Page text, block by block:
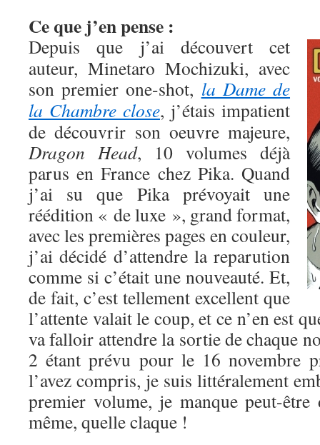
Ce que j’en pense :
Depuis que j’ai découvert cet
auteur, Minetaro Mochizuki, avec
son premier one-shot, la Dame de
la Chambre close, j’étais impatient
de découvrir son oeuvre majeure,
Dragon Head, 10 volumes déjà
parus en France chez Pika. Quand
j’ai su que Pika prévoyait une
réédition « de luxe », grand format,
avec les premières pages en couleur,
j’ai décidé d’attendre la reparution
comme si c’était une nouveauté. Et,
de fait, c’est tellement excellent que
l’attente valait le coup, et ce n’en est
va falloir attendre la sortie de chaque
2 étant prévu pour le 16 novembre
l’avez compris, je suis littéralement
premier volume, je manque peut-
même, quelle claque !